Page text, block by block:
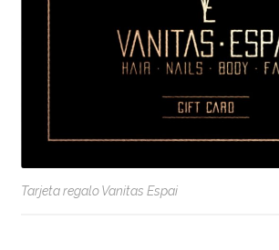
Tarjeta regalo Vanitas Espai